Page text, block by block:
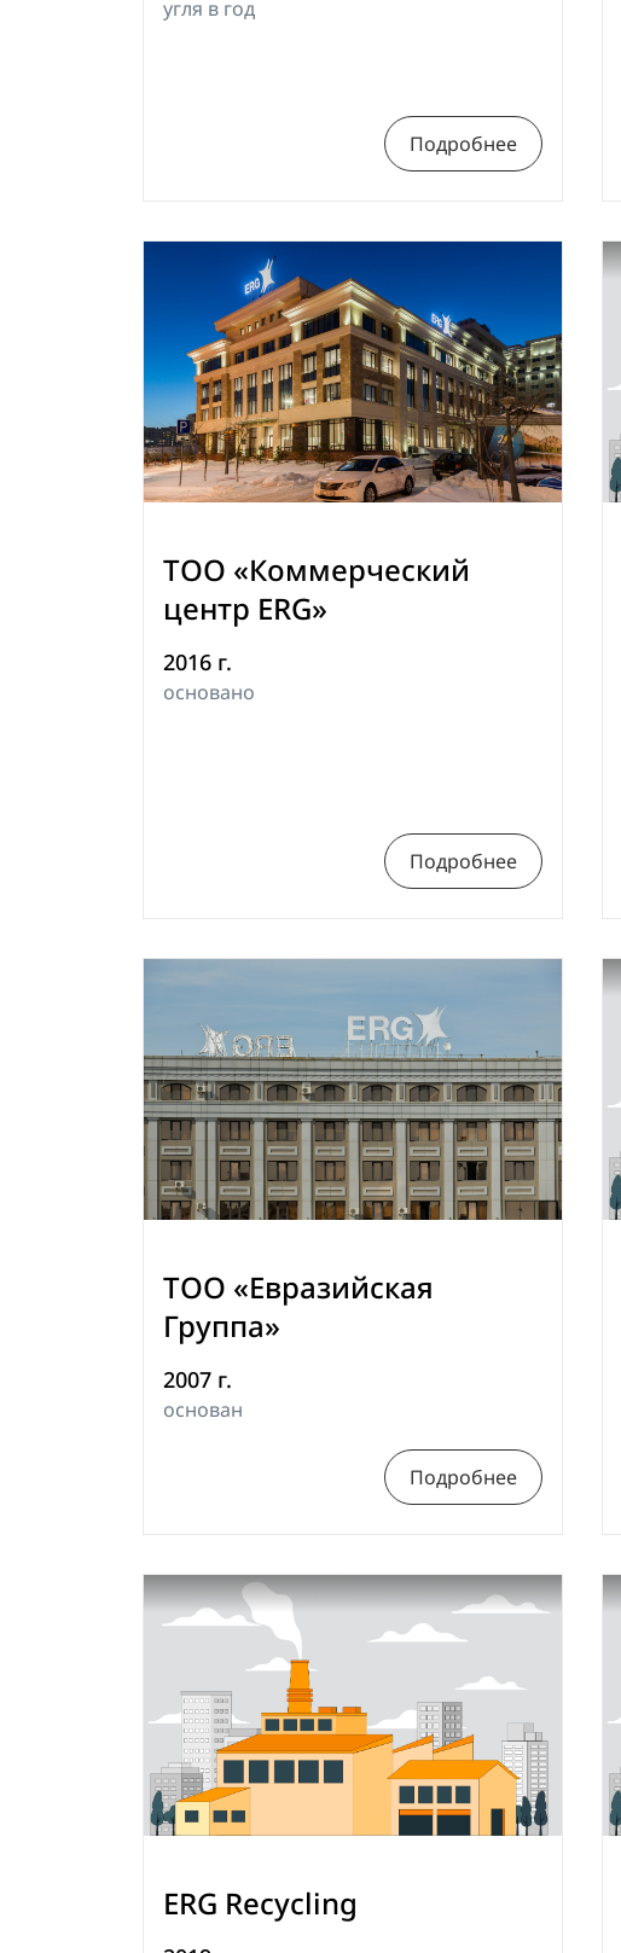
угля в год
Подробнее
ТОО «Коммерческий
центр ERG»
2016 г.
основано
Подробнее
ТОО «Евразийская
Группа»
2007 г.
основан
Подробнее
ERG Recycling